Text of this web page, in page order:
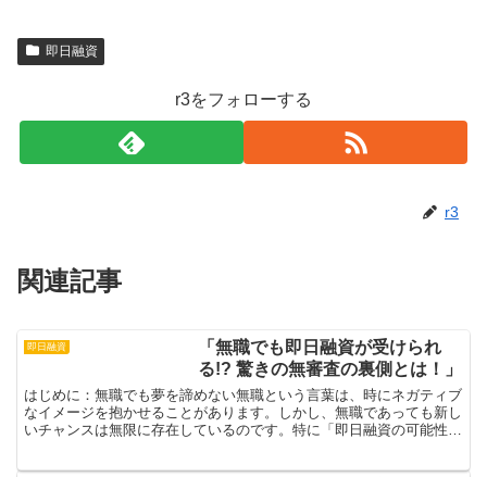
即日融資
r3をフォローする
r3
関連記事
即日融資
「無職でも即日融資が受けられ
る!? 驚きの無審査の裏側とは！」
はじめに：無職でも夢を諦めない無職という言葉は、時にネガティブ
なイメージを抱かせることがあります。しかし、無職であっても新し
いチャンスは無限に存在しているのです。特に「即日融資の可能性」